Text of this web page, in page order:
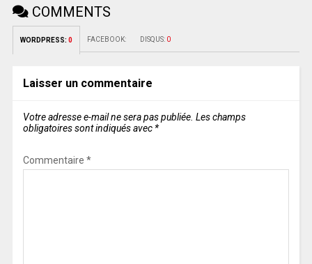
COMMENTS
WORDPRESS: 0 FACEBOOK: DISQUS: 0
Laisser un commentaire
Votre adresse e-mail ne sera pas publiée. Les champs
obligatoires sont indiqués avec *
Commentaire *